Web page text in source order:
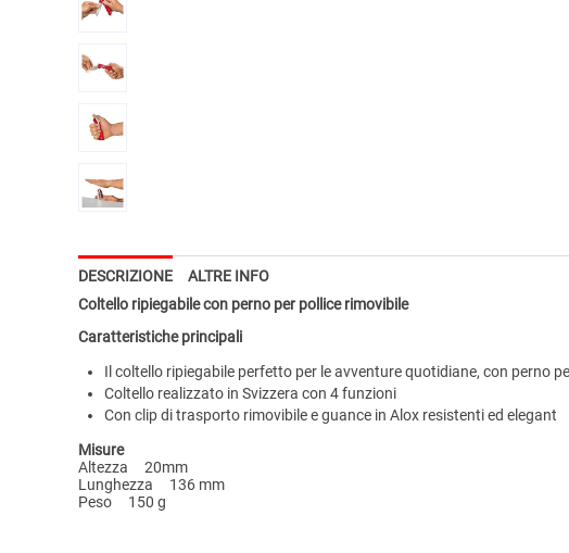
DESCRIZIONE
ALTRE INFO
Coltello ripiegabile con perno per pollice rimovibile
Caratteristiche principali
Il coltello ripiegabile perfetto per le avventure quotidiane, con perno
Coltello realizzato in Svizzera con 4 funzioni
Con clip di trasporto rimovibile e guance in Alox resistenti ed elegant
Misure
Altezza 20mm
Lunghezza 136 mm
Peso 150 g